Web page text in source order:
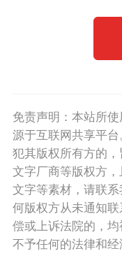
免责声明：本站所
源于互联网共享平
犯其版权所有方的
文字厂商等版权方
文字等素材，请联
何版权方从未通知
偿或上诉法院的，
不予任何的法律和